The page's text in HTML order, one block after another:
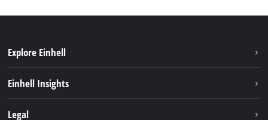
Explore Einhell
Einhell globalt
Einhell Insights
Legal